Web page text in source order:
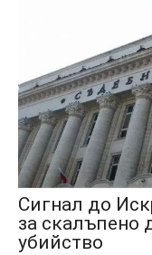
Сигнал до
за скалъпено
убийство